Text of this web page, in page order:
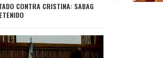
CONTRA CRISTINA: SABAG